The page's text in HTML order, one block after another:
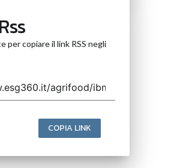
per copiare il link RSS negli
COPIA LINK